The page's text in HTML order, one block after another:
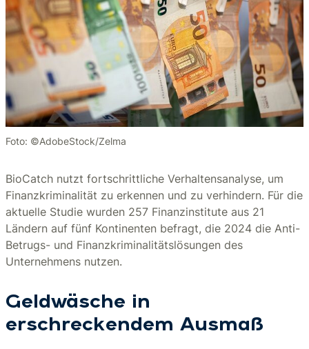
Foto: ©AdobeStock/Zelma
BioCatch nutzt fortschrittliche Verhaltensanalyse, um
Finanzkriminalität zu erkennen und zu verhindern. Für die
aktuelle Studie wurden 257 Finanzinstitute aus 21
Ländern auf fünf Kontinenten befragt, die 2024 die Anti-
Betrugs- und Finanzkriminalitätslösungen des
Unternehmens nutzen.
Geldwäsche in
erschreckendem Ausmaß